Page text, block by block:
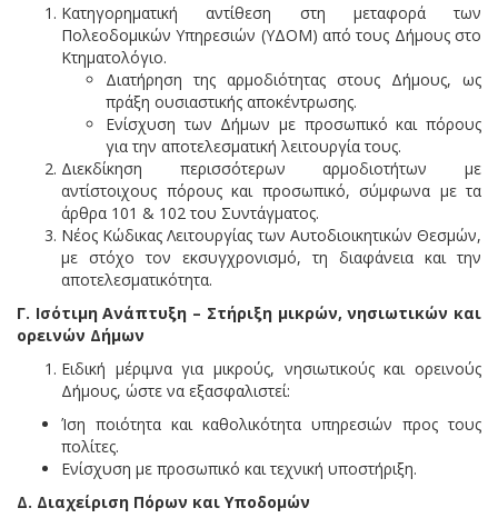
Κατηγορηματική αντίθεση στη μεταφορά των
Πολεοδομικών Υπηρεσιών (ΥΔΟΜ) από τους Δήμους στο
Κτηματολόγιο.
Διατήρηση της αρμοδιότητας στους Δήμους, ως
πράξη ουσιαστικής αποκέντρωσης.
Ενίσχυση των Δήμων με προσωπικό και πόρους
για την αποτελεσματική λειτουργία τους.
Διεκδίκηση περισσότερων αρμοδιοτήτων με
αντίστοιχους πόρους και προσωπικό, σύμφωνα με τα
άρθρα 101 & 102 του Συντάγματος.
Νέος Κώδικας Λειτουργίας των Αυτοδιοικητικών Θεσμών,
με στόχο τον εκσυγχρονισμό, τη διαφάνεια και την
αποτελεσματικότητα.
Γ. Ισότιμη Ανάπτυξη – Στήριξη μικρών, νησιωτικών και
ορεινών Δήμων
Ειδική μέριμνα για μικρούς, νησιωτικούς και ορεινούς
Δήμους, ώστε να εξασφαλιστεί:
Ίση ποιότητα και καθολικότητα υπηρεσιών προς τους
πολίτες.
Ενίσχυση με προσωπικό και τεχνική υποστήριξη.
Δ. Διαχείριση Πόρων και Υποδομών